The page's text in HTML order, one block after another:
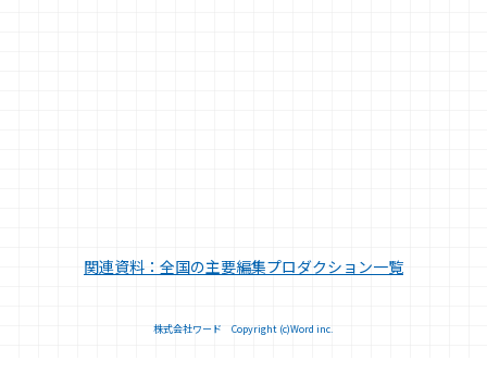
関連資料：全国の主要編集プロダクション一覧
株式会社ワード Copyright (c)Word inc.